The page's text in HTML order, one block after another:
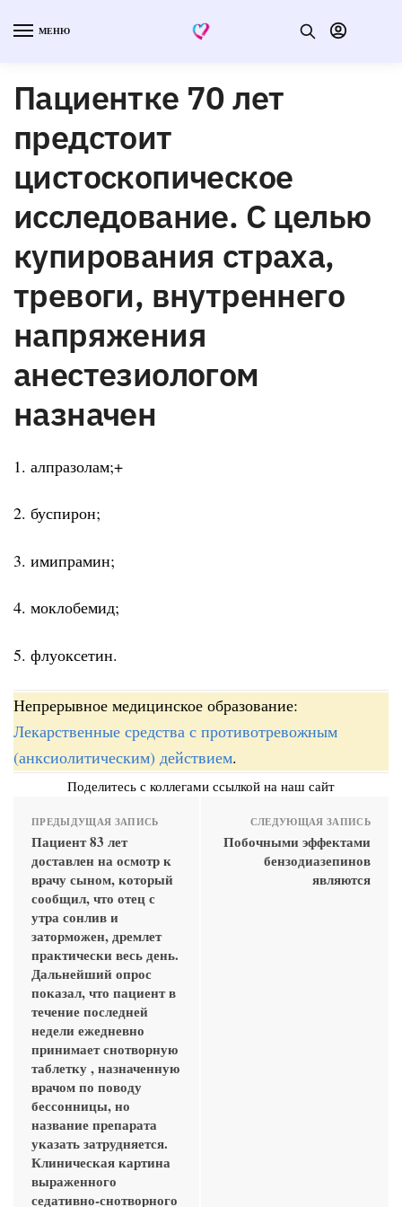
МЕНЮ
Пациентке 70 лет
предстоит
цистоскопическое
исследование. С целью
купирования страха,
тревоги, внутреннего
напряжения
анестезиологом
назначен
1. алпразолам;+
2. буспирон;
3. имипрамин;
4. моклобемид;
5. флуоксетин.
Непрерывное медицинское образование:
Лекарственные средства с противотревожным
(анксиолитическим) действием.
Поделитесь с коллегами ссылкой на наш сайт
ПРЕДЫДУЩАЯ ЗАПИСЬ
Пациент 83 лет
доставлен на осмотр к
врачу сыном, который
сообщил, что отец с
утра сонлив и
заторможен, дремлет
практически весь день.
Дальнейший опрос
показал, что пациент в
течение последней
недели ежедневно
принимает снотворную
таблетку , назначенную
врачом по поводу
бессонницы, но
название препарата
указать затрудняется.
Клиническая картина
выраженного
седативно-снотворного
СЛЕДУЮЩАЯ ЗАПИСЬ
Побочными эффектами
бензодиазепинов
являются